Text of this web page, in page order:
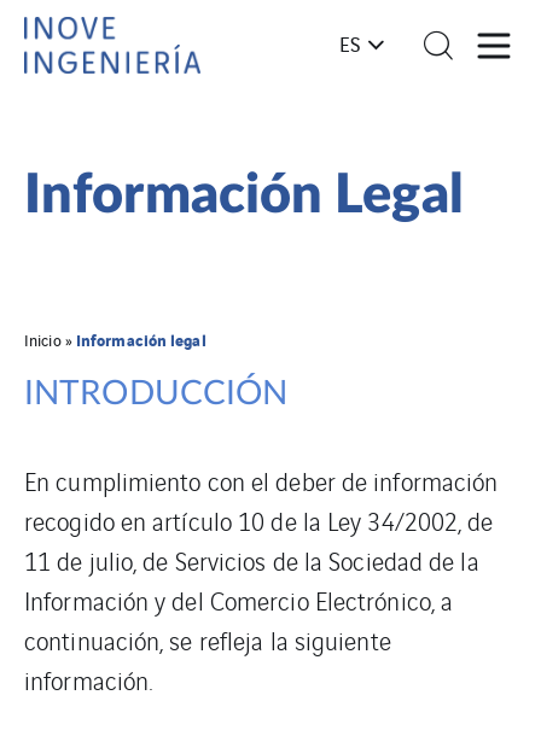
ES
Información Legal
Inicio» Información legal
INTRODUCCIÓN
En cumplimiento con el deber de información
recogido en artículo 10 de la Ley 34/2002, de
11 de julio, de Servicios de la Sociedad de la
Información y del Comercio Electrónico, a
continuación, se refleja la siguiente
información.